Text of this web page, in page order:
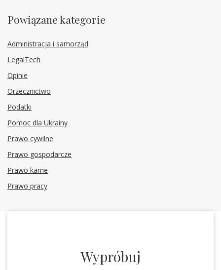
Powiązane kategorie
Administracja i samorząd
LegalTech
Opinie
Orzecznictwo
Podatki
Pomoc dla Ukrainy
Prawo cywilne
Prawo gospodarcze
Prawo karne
Prawo pracy
Wypróbuj